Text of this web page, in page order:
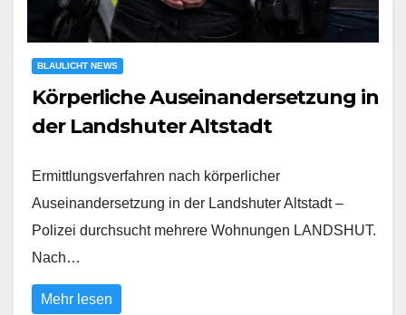
BLAULICHT NEWS
Körperliche Auseinandersetzung in
der Landshuter Altstadt
Ermittlungsverfahren nach körperlicher
Auseinandersetzung in der Landshuter Altstadt –
Polizei durchsucht mehrere Wohnungen LANDSHUT.
Nach…
Mehr lesen